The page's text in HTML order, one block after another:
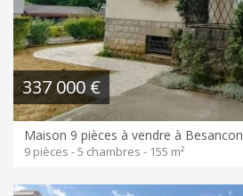
337 000 €
Maison 9 pièces à vendre à Besancon
9 pièces - 5 chambres - 155 m²